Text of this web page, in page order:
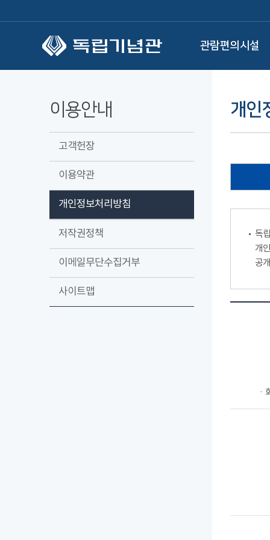
관람편의시설
이용안내
고객헌장
이용약관
개인정보처리방침
저작권정책
이메일무단수집거부
사이트맵
개인
독
개
공
ㆍ